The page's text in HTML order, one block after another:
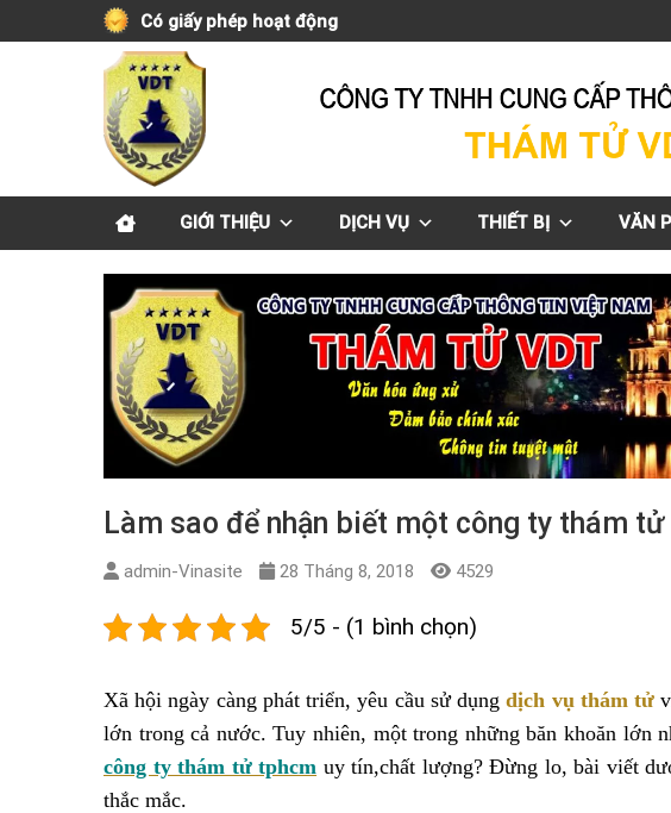
to
Có giấy phép hoạt động
GIỚI THIỆU DỊCH VỤ THIẾT BỊ VĂN
Làm sao để nhận biết một công ty thám
admin-Vinasite 28 Tháng 8, 2018 4529
5/5 - (1 bình chọn)
Xã hội ngày càng phát triển, yêu cầu sử dụngdịch vụ thám tử
lớn trong cả nước. Tuy nhiên, một trong những băn khoăn lớn
công ty thám tử tphcm uy tín,chất lượng? Đừng lo, bài viết
thắc mắc.